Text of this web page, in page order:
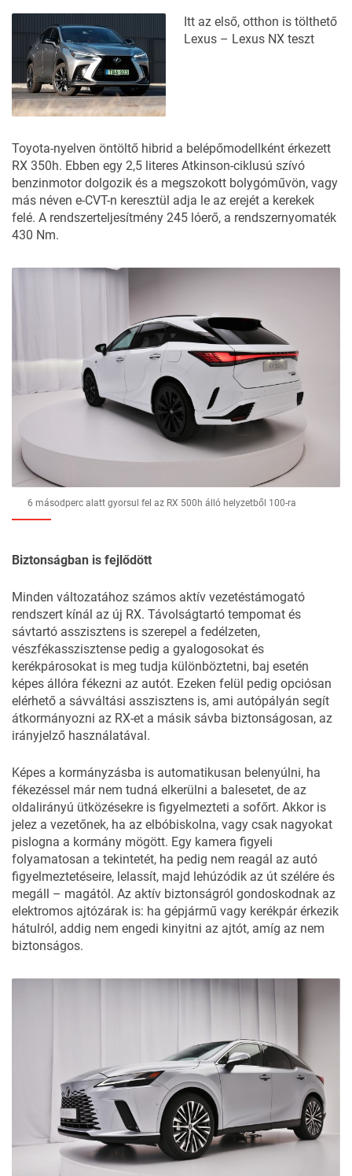
Itt az első, otthon is tölthető
Lexus – Lexus NX teszt
Toyota-nyelven öntöltő hibrid a belépőmodellként érkezett
RX 350h. Ebben egy 2,5 literes Atkinson-ciklusú szívó
benzinmotor dolgozik és a megszokott bolygóművön, vagy
más néven e-CVT-n keresztül adja le az erejét a kerekek
felé. A rendszerteljesítmény 245 lóerő, a rendszernyomaték
430 Nm.
6 másodperc alatt gyorsul fel az RX 500h álló helyzetből 100-ra
Biztonságban is fejlődött
Minden változatához számos aktív vezetéstámogató
rendszert kínál az új RX. Távolságtartó tempomat és
sávtartó asszisztens is szerepel a fedélzeten,
vészfékasszisztense pedig a gyalogosokat és
kerékpárosokat is meg tudja különböztetni, baj esetén
képes állóra fékezni az autót. Ezeken felül pedig opciósan
elérhető a sávváltási asszisztens is, ami autópályán segít
átkormányozni az RX-et a másik sávba biztonságosan, az
irányjelző használatával.
Képes a kormányzásba is automatikusan belenyúlni, ha
fékezéssel már nem tudná elkerülni a balesetet, de az
oldalirányú ütközésekre is figyelmezteti a sofőrt. Akkor is
jelez a vezetőnek, ha az elbóbiskolna, vagy csak nagyokat
pislogna a kormány mögött. Egy kamera figyeli
folyamatosan a tekintetét, ha pedig nem reagál az autó
figyelmeztetéseire, lelassít, majd lehúzódik az út szélére és
megáll – magától. Az aktív biztonságról gondoskodnak az
elektromos ajtózárak is: ha gépjármű vagy kerékpár érkezik
hátulról, addig nem engedi kinyitni az ajtót, amíg az nem
biztonságos.